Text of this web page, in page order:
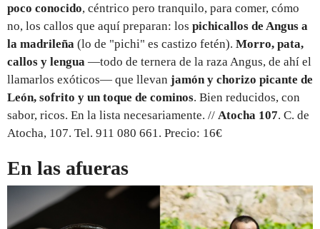
poco conocido, céntrico pero tranquilo, para comer, cómo
no, los callos que aquí preparan: los pichicallos de Angus a
la madrileña (lo de "pichi" es castizo fetén). Morro, pata,
callos y lengua —todo de ternera de la raza Angus, de ahí el
llamarlos exóticos— que llevan jamón y chorizo picante de
León, sofrito y un toque de cominos. Bien reducidos, con
sabor, ricos. En la lista necesariamente. // Atocha 107. C. de
Atocha, 107. Tel. 911 080 661. Precio: 16€
En las afueras